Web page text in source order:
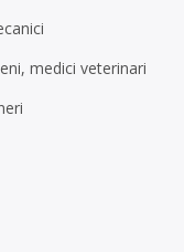
medici veterinari